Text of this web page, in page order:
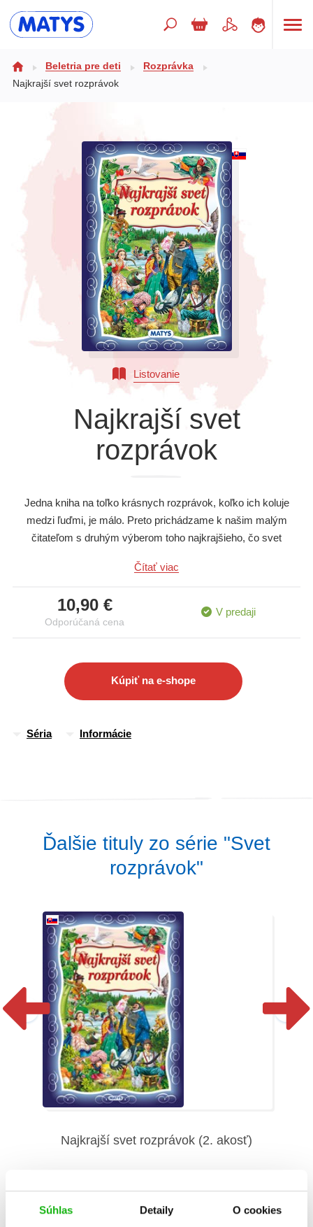
Súhlas Detaily O cookies
Doplnkový sortiment
Populárno - náučné pre deti
Výchova a pedagogika
Všetky kategórie
Beletria pre deti
Rozprávka
Najkrajší svet rozprávok
Listovanie
Najkrajší svet
rozprávok
Jedna kniha na toľko krásnych rozprávok, koľko ich koluje
medzi ľuďmi, je málo. Preto prichádzame k našim malým
čitateľom s druhým výberom toho najkrajšieho, čo svet
spravodlivosť nad krivdou, láska nad nenávisťou, múdrosť nad
nezabudnuteľné chvíle pri spoločnom čítaní, ktoré nikdy
nestratí svoje čaro.
Čítať viac
10,90 €
Odporúčaná cena
V predaji
Kúpiť na e-shope
Séria Informácie
Ďalšie tituly zo série "Svet
rozprávok"
Najkrajší svet rozprávok (2. akosť)